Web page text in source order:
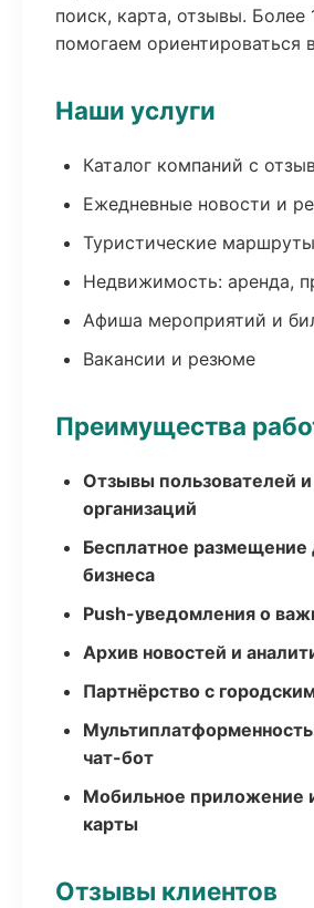
поиск, карта, отзывы. Более
помогаем ориентироваться
Наши услуги
Каталог компаний с
Ежедневные новости и
Туристические
Недвижимость: аренда,
Афиша мероприятий и
Вакансии и резюме
Преимущества
Отзывы пользователей и
организаций
Бесплатное размещение
бизнеса
Push-уведомления о
Архив новостей и
Партнёрство с
чат-бот
Мобильное приложение
карты
Отзывы клиентов